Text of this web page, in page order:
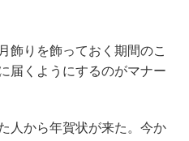
飾りを飾っておく期間のこ
届くようにするのがマナー
人から年賀状が来た。今か